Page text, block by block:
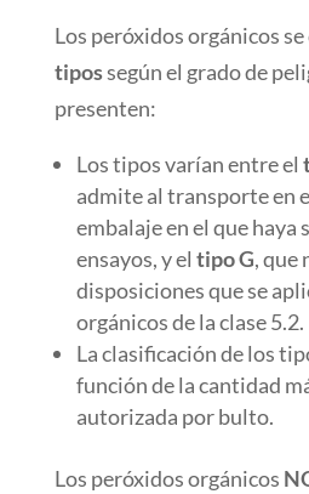
Los peróxidos orgánicos
tipossegún el grado de
presenten:
Los tipos varían entre el
admite al transporte en
embalaje en el que haya
ensayos, y el tipo G, que
disposiciones que se
orgánicos de la clase 5.2.
La clasificación de los
función de la cantidad
autorizada por bulto.
Los peróxidos orgánicos